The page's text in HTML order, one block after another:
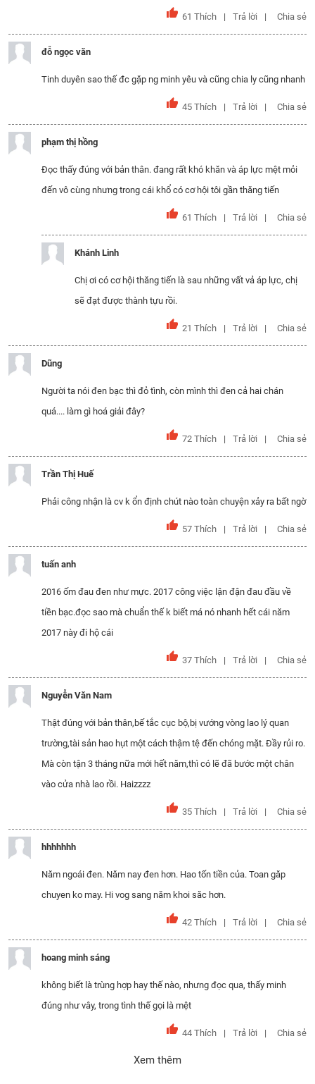
61 Thích Trả lời Chia sẻ
đỗ ngọc văn
Tinh duyên sao thế đc gặp ng minh yêu và cũng chia ly cũng nhanh
45 Thích Trả lời Chia sẻ
phạm thị hồng
Đọc thấy đúng với bản thân. đang rất khó khăn và áp lực mệt mỏi
đến vô cùng nhưng trong cái khổ có cơ hội tôi gần thăng tiến
61 Thích Trả lời Chia sẻ
Khánh Linh
Chị ơi có cơ hội thăng tiến là sau những vất vả áp lực, chị
sẽ đạt được thành tựu rồi.
21 Thích Trả lời Chia sẻ
Dũng
Người ta nói đen bạc thì đỏ tình, còn mình thì đen cả hai chán
quá.... làm gì hoá giải đây?
72 Thích Trả lời Chia sẻ
Trần Thị Huế
Phải công nhận là cv k ổn định chút nào toàn chuyện xảy ra bất ngờ
57 Thích Trả lời Chia sẻ
tuấn anh
2016 ốm đau đen như mực. 2017 công việc lận đận đau đầu về
tiền bạc.đọc sao mà chuẩn thế k biết má nó nhanh hết cái năm
2017 này đi hộ cái
37 Thích Trả lời Chia sẻ
Nguyễn Văn Nam
Thật đúng với bản thân,bế tắc cục bộ,bị vướng vòng lao lý quan
trường,tài sản hao hụt một cách thậm tệ đến chóng mặt. Đầy rủi ro.
Mà còn tận 3 tháng nữa mới hết năm,thì có lẽ đã bước một chân
vào cửa nhà lao rồi. Haizzzz
35 Thích Trả lời Chia sẻ
hhhhhhh
Năm ngoái đen. Năm nay đen hơn. Hao tốn tiền của. Toan găp
chuyen ko may. Hi vog sang năm khoi săc hơn.
42 Thích Trả lời Chia sẻ
hoang minh sáng
không biết là trùng hợp hay thế nào, nhưng đọc qua, thấy minh
đúng như vây, trong tình thế gọi là mệt
44 Thích Trả lời Chia sẻ
Xem thêm